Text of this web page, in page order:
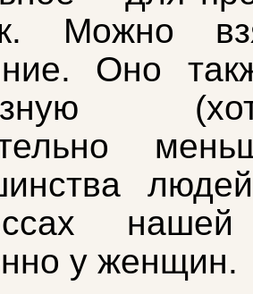
Можно
Оно
у женщин.